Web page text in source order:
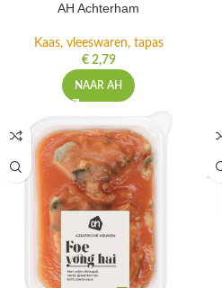
AH Achterham
Kaas, vleeswaren, tapas
€2,79
NAAR AH